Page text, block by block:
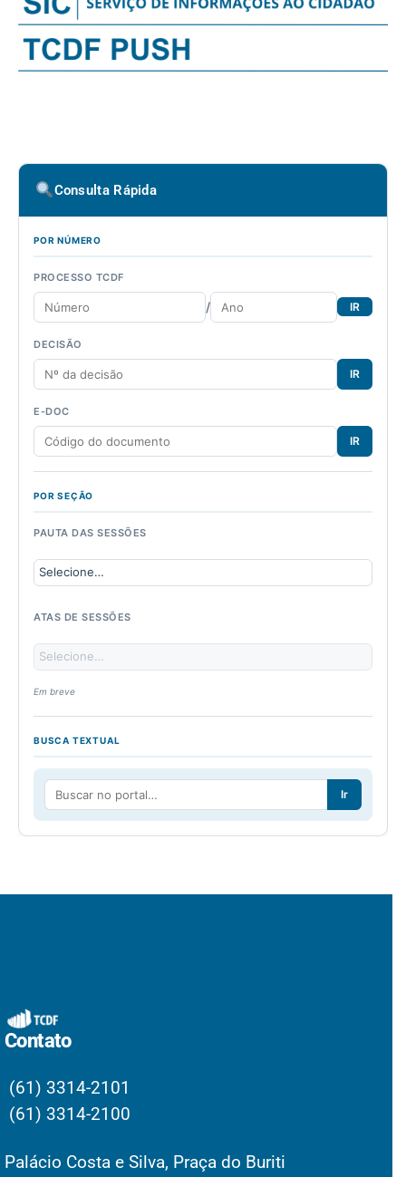
Consulta Rápida
POR NÚMERO
PROCESSO TCDF
/ IR
DECISÃO
IR
E-DOC
IR
POR SEÇÃO
PAUTA DAS SESSÕES
ATAS DE SESSÕES
Em breve
BUSCA TEXTUAL
Ir
Contato
(61) 3314-2101
(61) 3314-2100
Palácio Costa e Silva, Praça do Buriti